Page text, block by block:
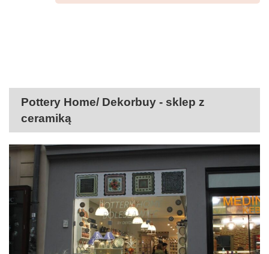
Pottery Home/ Dekorbuy - sklep z
ceramiką